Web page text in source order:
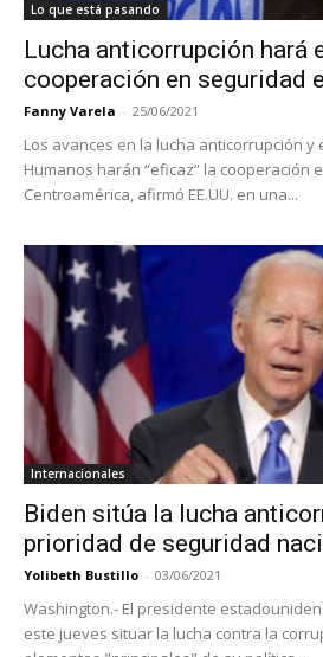
Lo que está pasando
Lucha anticorrupción hará
cooperación en seguridad
Fanny Varela - 25/06/2021
Los avances en la lucha anticorrupción y
Humanos harán “eficaz” la cooperación
Centroamérica, afirmó EE.UU. en una...
Internacionales
Biden sitúa la lucha
prioridad de seguridad
Yolibeth Bustillo - 03/06/2021
Washington.- El presidente
este jueves situar la lucha contra la